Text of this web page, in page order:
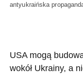
antyukraińska
USA mogą
wokół Ukrainy, a